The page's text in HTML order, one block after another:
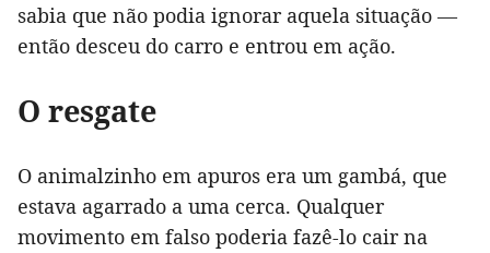
sabia que não podia ignorar aquela situação —
então desceu do carro e entrou em ação.
O resgate
O animalzinho em apuros era um gambá, que
estava agarrado a uma cerca. Qualquer
movimento em falso poderia fazê-lo cair na